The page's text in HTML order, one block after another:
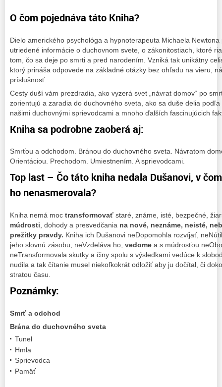
O čom pojednáva táto Kniha?
Dielo amerického psychológa a hypnoterapeuta Michaela
utriedené informácie o duchovnom svete, o zákonitostiach, ktoré
tom, čo sa deje po smrti a pred narodením. Vzniká tak unikátny
ktorý prináša odpovede na základné otázky bez ohľadu na vieru,
príslušnosť.
Cesty duší vám prezdradia, ako vyzerá svet „návrat domov“ po
zorientujú a zaradia do duchovného sveta, ako sa duše delia
našimi duchovnými sprievodcami a mnoho ďalších fascinujúcich
Kniha sa podrobne zaoberá aj:
Smrťou a odchodom. Bránou do duchovného sveta. Návratom
Orientáciou. Prechodom. Umiestnením. A sprievodcami.
Top last – Čo táto kniha nedala Dušanovi, v
ho nenasmerovala?
Kniha nemá moc transformovať staré, známe, isté, bezpečné,
múdrosti , dohody a presvedčania na nové, neznáme, neisté,
prežitky pravdy. Kniha ich Dušanovi neDopomohla rozvíjať,
jeho slovnú zásobu, neVzdeláva ho, vedome a s múdrosťou
neTransformovala skutky a činy spolu s výsledkami vedúce k
nudila a tak čítanie musel niekoľkokrát odložiť aby ju dočítal, či
stratou času.
Poznámky:
Smrť a odchod
Brána do duchovného sveta
Tunel
Hmla
Sprievodca
Pamäť